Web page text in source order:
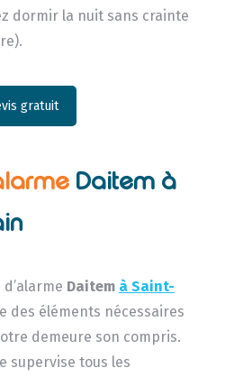
dormir la nuit sans crainte
gratuit
Daitem à
Daitem à Saint-
des éléments nécessaires
demeure son compris.
supervise tous les